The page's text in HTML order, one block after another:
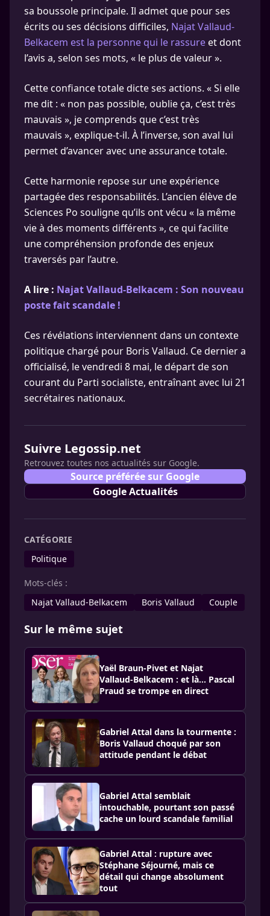
sa boussole principale. Il admet que pour ses
écrits ou ses décisions difficiles, Najat Vallaud-
Belkacem est la personne qui le rassure et dont
l’avis a, selon ses mots, « le plus de valeur ».
Cette confiance totale dicte ses actions. « Si elle
me dit : « non pas possible, oublie ça, c’est très
mauvais », je comprends que c’est très
mauvais », explique-t-il. À l’inverse, son aval lui
permet d’avancer avec une assurance totale.
Cette harmonie repose sur une expérience
partagée des responsabilités. L’ancien élève de
Sciences Po souligne qu’ils ont vécu « la même
vie à des moments différents », ce qui facilite
une compréhension profonde des enjeux
traversés par l’autre.
A lire : Najat Vallaud-Belkacem : Son nouveau
poste fait scandale !
Ces révélations interviennent dans un contexte
politique chargé pour Boris Vallaud. Ce dernier a
officialisé, le vendredi 8 mai, le départ de son
courant du Parti socialiste, entraînant avec lui 21
secrétaires nationaux.
Suivre Legossip.net
Retrouvez toutes nos actualités sur Google.
Source préférée sur Google
Google Actualités
CATÉGORIE
Politique
Mots-clés :
Najat Vallaud-Belkacem
Boris Vallaud Couple
Sur le même sujet
Yaël Braun-Pivet et Najat
Vallaud-Belkacem : et là… Pascal
Praud se trompe en direct
Gabriel Attal dans la tourmente :
Boris Vallaud choqué par son
attitude pendant le débat
Gabriel Attal semblait
intouchable, pourtant son passé
cache un lourd scandale familial
Gabriel Attal : rupture avec
Stéphane Séjourné, mais ce
détail qui change absolument
tout